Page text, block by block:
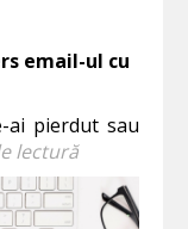
email-ul cu
ai pierdut sau
lectură